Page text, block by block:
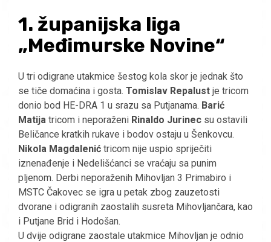
1. županijska liga
„Međimurske Novine“
U tri odigrane utakmice šestog kola skor je jednak što
se tiče domaćina i gosta. Tomislav Repalust je tricom
donio bod HE-DRA 1 u srazu sa Putjanama. Barić
Matija tricom i neporaženi Rinaldo Jurinec su ostavili
Beličance kratkih rukave i bodov ostaju u Šenkovcu.
Nikola Magdalenić tricom nije uspio spriječiti
iznenađenje i Nedelišćanci se vraćaju sa punim
pljenom. Derbi neporaženih Mihovljan 3 Primabiro i
MSTC Čakovec se igra u petak zbog zauzetosti
dvorane i odigranih zaostalih susreta Mihovljančara, kao
i Putjane Brid i Hodošan.
U dvije odigrane zaostale utakmice Mihovljan je odnio